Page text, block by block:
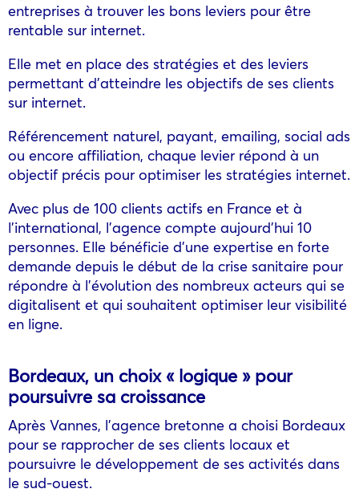
entreprises à trouver les bons leviers pour être
rentable sur internet.
Elle met en place des stratégies et des leviers
permettant d’atteindre les objectifs de ses clients
sur internet.
Référencement naturel, payant, emailing, social ads
ou encore affiliation, chaque levier répond à un
objectif précis pour optimiser les stratégies internet.
Avec plus de 100 clients actifs en France et à
l’international, l’agence compte aujourd’hui 10
personnes. Elle bénéficie d’une expertise en forte
demande depuis le début de la crise sanitaire pour
répondre à l’évolution des nombreux acteurs qui se
digitalisent et qui souhaitent optimiser leur visibilité
en ligne.
Bordeaux, un choix « logique » pour
poursuivre sa croissance
Après Vannes, l’agence bretonne a choisi Bordeaux
pour se rapprocher de ses clients locaux et
poursuivre le développement de ses activités dans
le sud-ouest.